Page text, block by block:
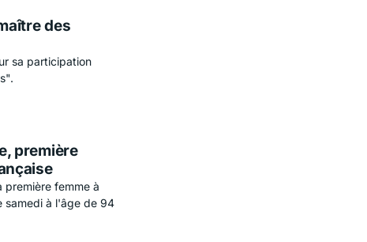
des
sa participation
première
première femme à
samedi à l'âge de 94